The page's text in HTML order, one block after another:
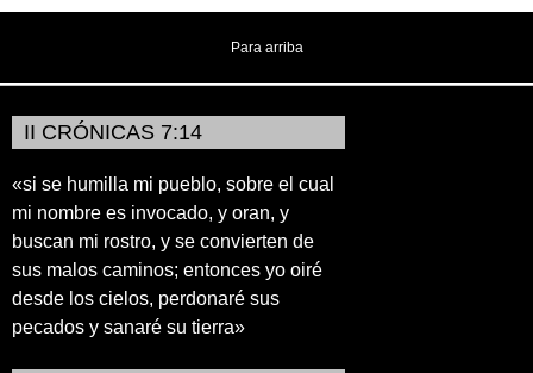
Para arriba
II CRÓNICAS 7:14
«si se humilla mi pueblo, sobre el cual
mi nombre es invocado, y oran, y
buscan mi rostro, y se convierten de
sus malos caminos; entonces yo oiré
desde los cielos, perdonaré sus
pecados y sanaré su tierra»